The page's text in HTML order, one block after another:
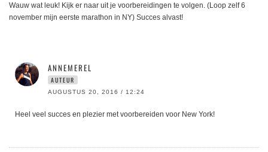
Wauw wat leuk! Kijk er naar uit je voorbereidingen te volgen. (Loop zelf 6
november mijn eerste marathon in NY) Succes alvast!
ANNEMEREL
AUTEUR
AUGUSTUS 20, 2016 / 12:24
Heel veel succes en plezier met voorbereiden voor New York!